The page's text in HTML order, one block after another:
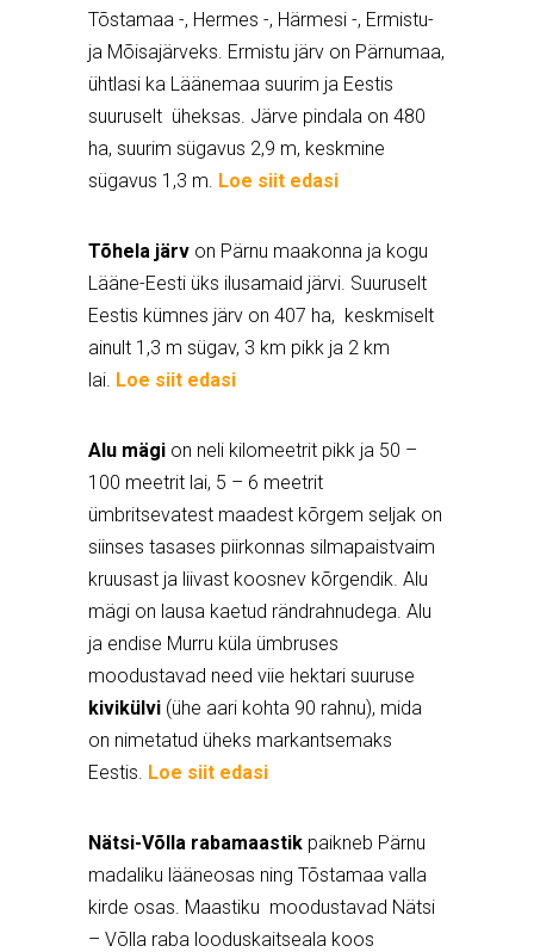
Tõstamaa -, Hermes -, Härmesi -, Ermistu-
ja Mõisajärveks. Ermistu järv on Pärnumaa,
ühtlasi ka Läänemaa suurim ja Eestis
suuruselt üheksas. Järve pindala on 480
ha, suurim sügavus 2,9 m, keskmine
sügavus 1,3 m. Loe siit edasi
Tõhela järv on Pärnu maakonna ja kogu
Lääne-Eesti üks ilusamaid järvi. Suuruselt
Eestis kümnes järv on 407 ha, keskmiselt
ainult 1,3 m sügav, 3 km pikk ja 2 km
lai. Loe siit edasi
Alu mägi on neli kilomeetrit pikk ja 50 –
100 meetrit lai, 5 – 6 meetrit
ümbritsevatest maadest kõrgem seljak on
siinses tasases piirkonnas silmapaistvaim
kruusast ja liivast koosnev kõrgendik. Alu
mägi on lausa kaetud rändrahnudega. Alu
ja endise Murru küla ümbruses
moodustavad need viie hektari suuruse
kivikülvi (ühe aari kohta 90 rahnu), mida
on nimetatud üheks markantsemaks
Eestis. Loe siit edasi
Nätsi-Võlla rabamaastik paikneb Pärnu
madaliku lääneosas ning Tõstamaa valla
kirde osas. Maastiku moodustavad Nätsi
– Võlla raba looduskaitseala koos